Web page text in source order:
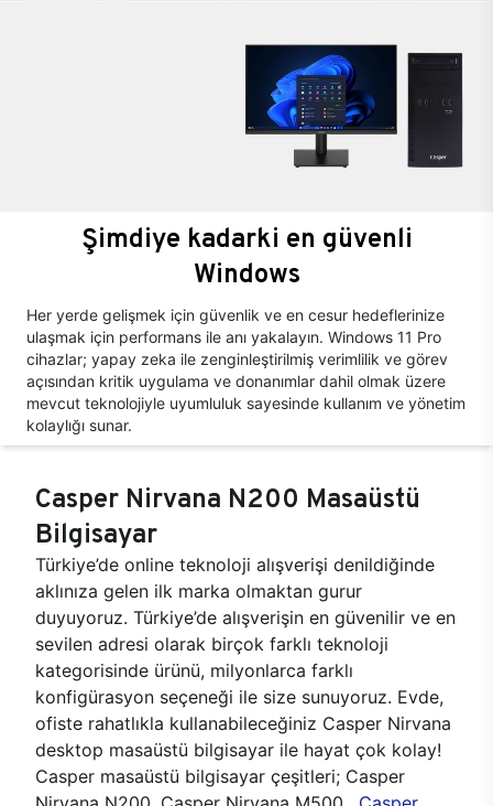
Şimdiye kadarki en güvenli
Windows
Her yerde gelişmek için güvenlik ve en cesur hedeflerinize
ulaşmak için performans ile anı yakalayın. Windows 11 Pro
cihazlar; yapay zeka ile zenginleştirilmiş verimlilik ve görev
açısından kritik uygulama ve donanımlar dahil olmak üzere
mevcut teknolojiyle uyumluluk sayesinde kullanım ve yönetim
kolaylığı sunar.
Casper Nirvana N200 Masaüstü
Bilgisayar
Türkiye’de online teknoloji alışverişi denildiğinde
aklınıza gelen ilk marka olmaktan gurur
duyuyoruz. Türkiye’de alışverişin en güvenilir ve en
sevilen adresi olarak birçok farklı teknoloji
kategorisinde ürünü, milyonlarca farklı
konfigürasyon seçeneği ile size sunuyoruz. Evde,
ofiste rahatlıkla kullanabileceğiniz Casper Nirvana
desktop masaüstü bilgisayar ile hayat çok kolay!
Casper masaüstü bilgisayar çeşitleri; Casper